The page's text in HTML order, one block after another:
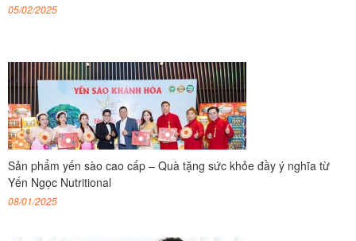
05/02/2025
Sản phẩm yến sào cao cấp – Quà tặng sức khỏe đầy ý nghĩa từ
Yến Ngọc Nutritional
08/01/2025